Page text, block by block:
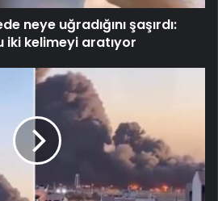
neye uğradığını şaşırdı:
iki kelimeyi aratıyor